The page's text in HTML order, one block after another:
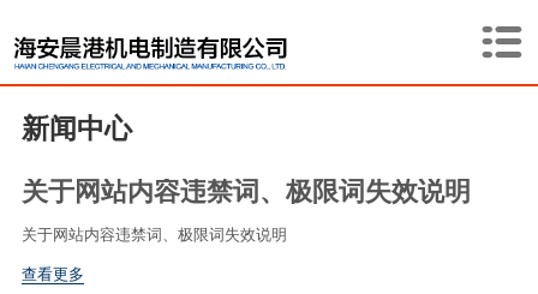
新闻中心
关于网站内容违禁词、极限词失效说明
关于网站内容违禁词、极限词失效说明
查看更多